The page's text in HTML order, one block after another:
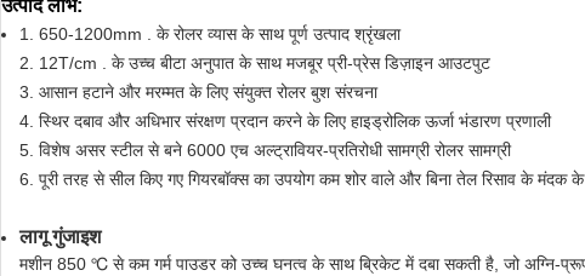
उत्पाद लाभ:
1. 650-1200mm . के रोलर व्यास के साथ पूर्ण उत्पाद श्रृंखला
2. 12T/cm . के उच्च बीटा अनुपात के साथ मजबूर प्री-प्रेस डिज़ाइन आउटपुट
3. आसान हटाने और मरम्मत के लिए संयुक्त रोलर बुश संरचना
4. स्थिर दबाव और अधिभार संरक्षण प्रदान करने के लिए हाइड्रोलिक ऊर्जा भंडारण प्रणाली
5. विशेष असर स्टील से बने 6000 एच अल्ट्रावियर-प्रतिरोधी सामग्री रोलर सामग्री
6. पूरी तरह से सील किए गए गियरबॉक्स का उपयोग कम शोर वाले और बिना तेल रिसाव के मंदक के
लागू गुंजाइश
मशीन 850 ℃ से कम गर्म पाउडर को उच्च घनत्व के साथ ब्रिकेट में दबा सकती है, जो अग्नि-प्रूफ